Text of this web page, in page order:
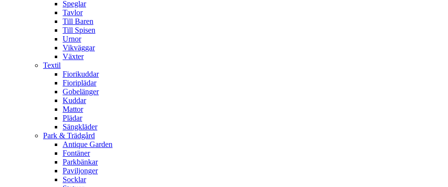
Speglar
Tavlor
Till Baren
Till Spisen
Urnor
Vikväggar
Växter
Textil
Fiorikuddar
Fioriplädar
Gobelänger
Kuddar
Mattor
Plädar
Sängkläder
Park & Trädgård
Antique Garden
Fontäner
Parkbänkar
Paviljonger
Socklar